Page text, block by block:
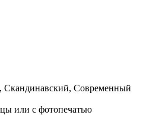
Современный
или с фотопечатью